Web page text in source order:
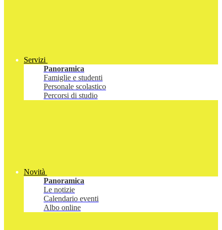
Servizi
Panoramica
Famiglie e studenti
Personale scolastico
Percorsi di studio
Novità
Panoramica
Le notizie
Calendario eventi
Albo online